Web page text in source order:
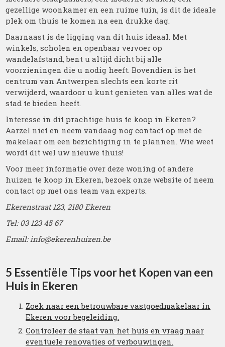
gezellige woonkamer en een ruime tuin, is dit de ideale
plek om thuis te komen na een drukke dag.
Daarnaast is de ligging van dit huis ideaal. Met
winkels, scholen en openbaar vervoer op
wandelafstand, bent u altijd dicht bij alle
voorzieningen die u nodig heeft. Bovendien is het
centrum van Antwerpen slechts een korte rit
verwijderd, waardoor u kunt genieten van alles wat de
stad te bieden heeft.
Interesse in dit prachtige huis te koop in Ekeren?
Aarzel niet en neem vandaag nog contact op met de
makelaar om een bezichtiging in te plannen. Wie weet
wordt dit wel uw nieuwe thuis!
Voor meer informatie over deze woning of andere
huizen te koop in Ekeren, bezoek onze website of neem
contact op met ons team van experts.
Ekerenstraat 123, 2180 Ekeren
Tel: 03 123 45 67
Email: info@ekerenhuizen.be
5 Essentiële Tips voor het Kopen van een
Huis in Ekeren
Zoek naar een betrouwbare vastgoedmakelaar in
Ekeren voor begeleiding.
Controleer de staat van het huis en vraag naar
eventuele renovaties of verbouwingen.